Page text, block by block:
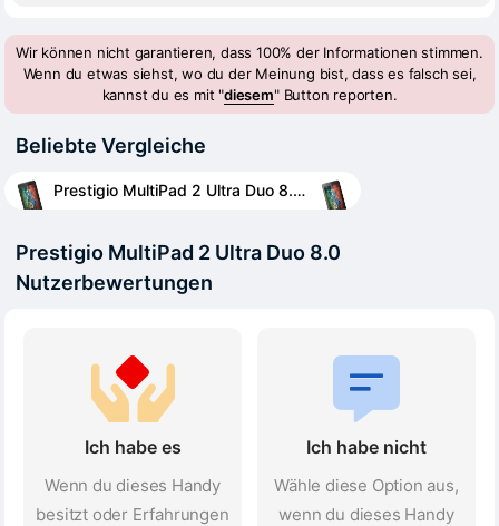
Wir können nicht garantieren, dass 100% der Informationen stimmen.
Wenn du etwas siehst, wo du der Meinung bist, dass es falsch sei,
kannst du es mit "diesem" Button reporten.
Beliebte Vergleiche
Prestigio MultiPad 2 Ultra Duo 8.0 vs Prestigio MultiPad 2 Prime Duo 8.0
Prestigio MultiPad 2 Ultra Duo 8.0
Nutzerbewertungen
Ich habe es
Wenn du dieses Handy
besitzt oder Erfahrungen
Ich habe nicht
Wähle diese Option aus,
wenn du dieses Handy